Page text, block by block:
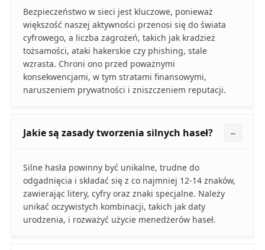
Bezpieczeństwo w sieci jest kluczowe, ponieważ
większość naszej aktywności przenosi się do świata
cyfrowego, a liczba zagrożeń, takich jak kradzież
tożsamości, ataki hakerskie czy phishing, stale
wzrasta. Chroni ono przed poważnymi
konsekwencjami, w tym stratami finansowymi,
naruszeniem prywatności i zniszczeniem reputacji.
Jakie są zasady tworzenia silnych haseł?
Silne hasła powinny być unikalne, trudne do
odgadnięcia i składać się z co najmniej 12-14 znaków,
zawierając litery, cyfry oraz znaki specjalne. Należy
unikać oczywistych kombinacji, takich jak daty
urodzenia, i rozważyć użycie menedżerów haseł.